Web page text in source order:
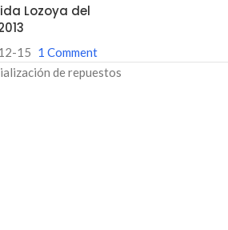
Lozoya del
15 1 Comment
de repuestos